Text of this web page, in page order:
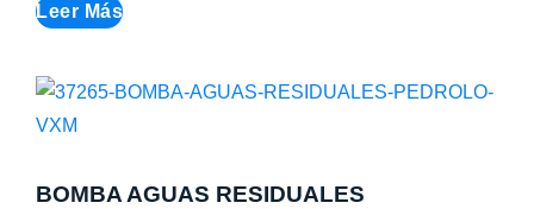
Leer Más
BOMBA AGUAS RESIDUALES